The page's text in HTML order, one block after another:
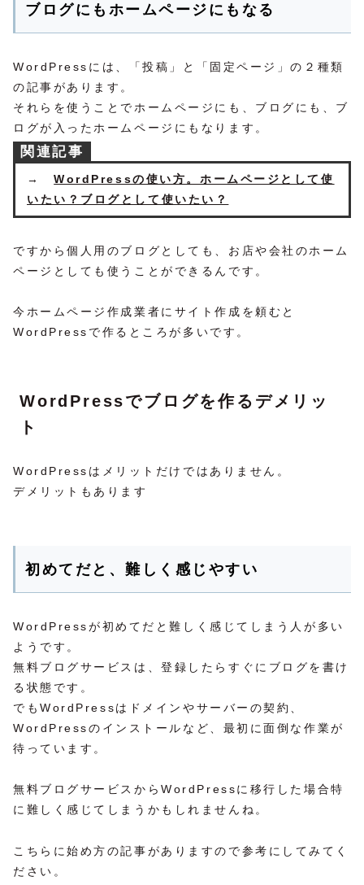
ブログにもホームページにもなる
WordPressには、「投稿」と「固定ページ」の２種類
の記事があります。
それらを使うことでホームページにも、ブログにも、ブ
ログが入ったホームページにもなります。
関連記事
→WordPressの使い方。ホームページとして使
いたい？ブログとして使いたい？
ですから個人用のブログとしても、お店や会社のホーム
ページとしても使うことができるんです。
今ホームページ作成業者にサイト作成を頼むと
WordPressで作るところが多いです。
WordPressでブログを作るデメリッ
ト
WordPressはメリットだけではありません。
デメリットもあります
初めてだと、難しく感じやすい
WordPressが初めてだと難しく感じてしまう人が多い
ようです。
無料ブログサービスは、登録したらすぐにブログを書け
る状態です。
でもWordPressはドメインやサーバーの契約、
WordPressのインストールなど、最初に面倒な作業が
待っています。
無料ブログサービスからWordPressに移行した場合特
に難しく感じてしまうかもしれませんね。
こちらに始め方の記事がありますので参考にしてみてく
ださい。